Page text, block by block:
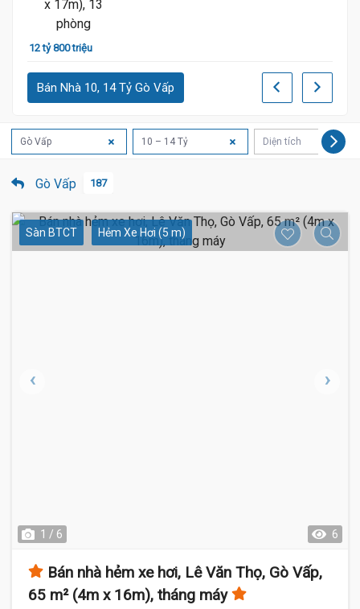
12 tỷ 800 triệu
Bán Nhà 10, 14 Tỷ Gò Vấp
Gò Vấp 10 – 14 Tỷ Diện tích
Gò Vấp 187
Sàn BTCT Hẻm Xe Hơi (5 m)
1 / 6 6
Bán nhà hẻm xe hơi, Lê Văn Thọ, Gò Vấp,
65 m² (4m x 16m), tháng máy